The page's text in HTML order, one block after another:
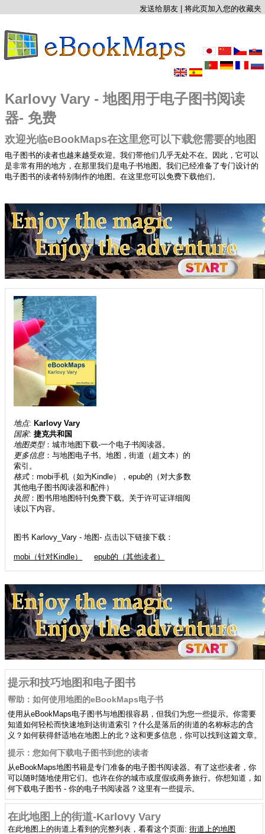
发送给朋友 将此页加入您的收藏夹
Karlovy Vary - 地图用于电子图书阅读
器- 免费
欢迎光临eBookMaps在这里您可以下载您需要的地图
电子图书的读者也越来越受欢迎。我们带他们几乎无处不在。因此，它可以
是非常有用的地方，在那里我们是电子书地图。我们已经准备了专门设计的
电子图书的读者特别制作的地图。在这里您可以免费下载他们。
地点: Karlovy Vary
国家:捷克共和国
地图类型：城市地图下载-一个电子书阅读器。
更多信息 ：与地图电子书。地图，街道（超文本）的
索引。
格式：mobi手机（如为Kindle），epub的（对大多数
其他电子图书阅读器和配件）
执照：图书用地图特刊免费下载。关于许可证详细阅
读以下内容。
图书 Karlovy_Vary - 地图- 点击以下链接下载：
mobi（针对Kindle） epub的（其他读者）
提示和技巧地图和电子图书
帮助：如何使用地图的eBookMaps电子书
使用从eBookMaps电子图书与地图很容易，但我们为您一些提示。你需要
知道如何轻松而快速地到达街道索引？什么是落后的街道的名称标志的含
义？如何获得舒适地在地图上的北？这和更多信息，你可以找到这篇文章。
提示：您如何下载电子图书到您的读者
从eBookMaps地图书籍是专门准备的电子图书阅读器。有了这些读者，你
可以随时随地使用它们。也许在你的城市或度假或商务旅行。你想知道，如
何下载电子图书 - 你的电子书阅读器？这里有一些提示。
在此地图上的街道-Karlovy Vary
在此地图上的街道上看到的完整列表，看看这个页面:街道上的地图